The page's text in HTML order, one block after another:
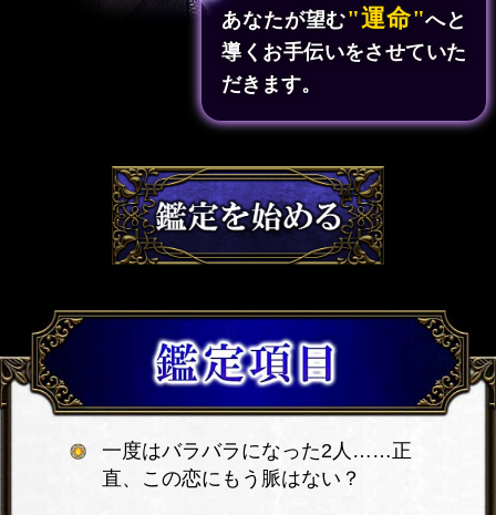
あなたが望む"運命"へと
導くお手伝いをさせていた
だきます。
一度はバラバラになった2人……正
直、この恋にもう脈はない？